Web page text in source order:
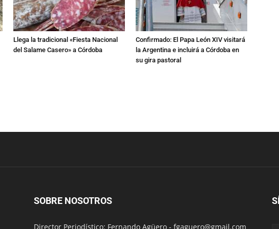
Llega la tradicional «Fiesta Nacional
del Salame Casero» a Córdoba
Confirmado: El Papa León XIV visitará
la Argentina e incluirá a Córdoba en
su gira pastoral
SOBRE NOSOTROS
Director Periodístico: Fernando Agüero - fgaguero@gmail.com